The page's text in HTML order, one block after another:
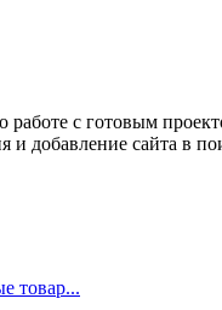
работе с готовым
добавление сайта в
товар...